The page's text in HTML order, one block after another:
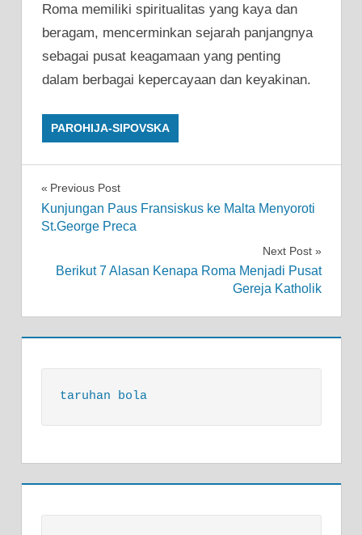
Roma memiliki spiritualitas yang kaya dan
beragam, mencerminkan sejarah panjangnya
sebagai pusat keagamaan yang penting
dalam berbagai kepercayaan dan keyakinan.
PAROHIJA-SIPOVSKA
Post
navigation
Previous Post
Kunjungan Paus Fransiskus ke Malta Menyoroti
St.George Preca
Next Post
Berikut 7 Alasan Kenapa Roma Menjadi Pusat
Gereja Katholik
taruhan bola